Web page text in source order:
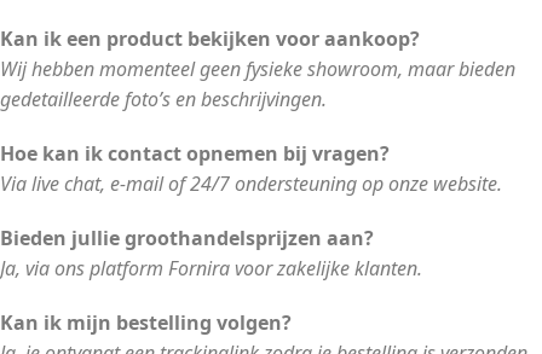
Kan ik een product bekijken voor aankoop?
Wij hebben momenteel geen fysieke showroom, maar bieden
gedetailleerde foto’s en beschrijvingen.
Hoe kan ik contact opnemen bij vragen?
Via live chat, e-mail of 24/7 ondersteuning op onze website.
Bieden jullie groothandelsprijzen aan?
Ja, via ons platform Fornira voor zakelijke klanten.
Kan ik mijn bestelling volgen?